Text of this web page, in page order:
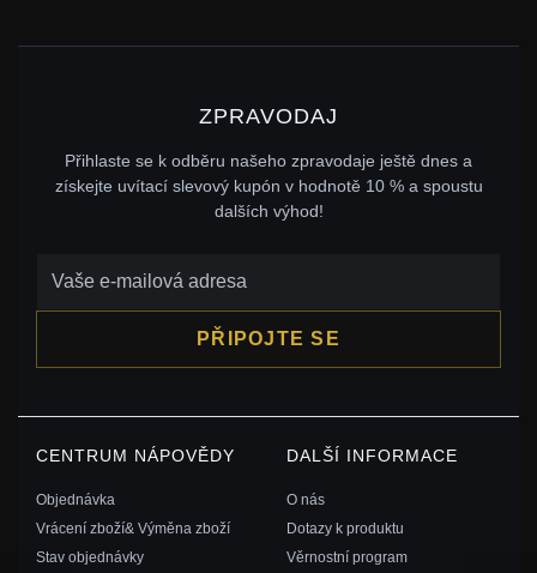
ZPRAVODAJ
Přihlaste se k odběru našeho zpravodaje ještě dnes a
získejte uvítací slevový kupón v hodnotě 10 % a spoustu
dalších výhod!
PŘIPOJTE SE
CENTRUM NÁPOVĚDY
Objednávka
Vrácení zboží& Výměna zboží
Stav objednávky
DALŠÍ INFORMACE
O nás
Dotazy k produktu
Věrnostní program